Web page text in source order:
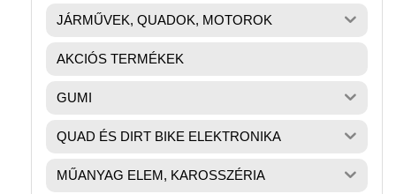
JÁRMŰVEK, QUADOK, MOTOROK
AKCIÓS TERMÉKEK
GUMI
QUAD ÉS DIRT BIKE ELEKTRONIKA
MŰANYAG ELEM, KAROSSZÉRIA